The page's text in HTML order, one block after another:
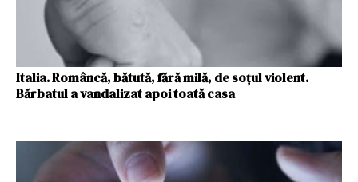
Italia. Româncă, bătută, fără milă, de soțul violent.
Bărbatul a vandalizat apoi toată casa